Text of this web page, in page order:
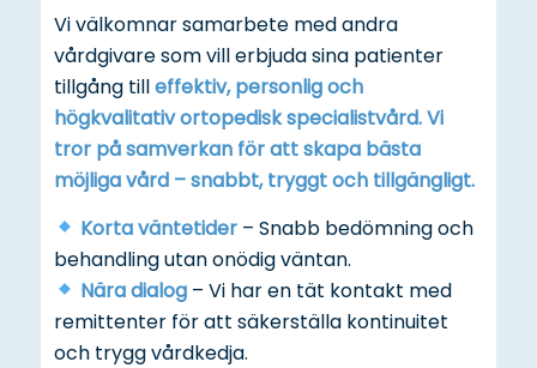
Vi välkomnar samarbete med andra
vårdgivare som vill erbjuda sina patienter
tillgång tilleffektiv, personlig och
högkvalitativ ortopedisk specialistvård. Vi
tror på samverkan för att skapa bästa
möjliga vård – snabbt, tryggt och tillgängligt.
Korta väntetider – Snabb bedömning och
behandling utan onödig väntan.
Nära dialog – Vi har en tät kontakt med
remittenter för att säkerställa kontinuitet
och trygg vårdkedja.